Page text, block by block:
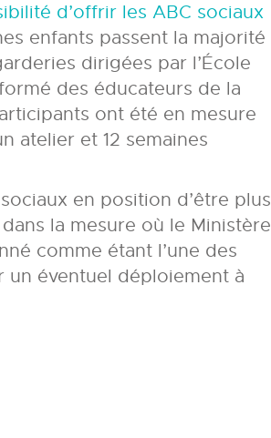
d’offrir les ABC sociaux
enfants passent la majorité
dirigées par l’École
des éducateurs de la
ont été en mesure
atelier et 12 semaines
en position d’être plus
la mesure où le Ministère
comme étant l’une des
un éventuel déploiement à